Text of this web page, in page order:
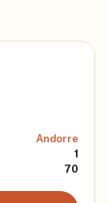
Andorre
1
70